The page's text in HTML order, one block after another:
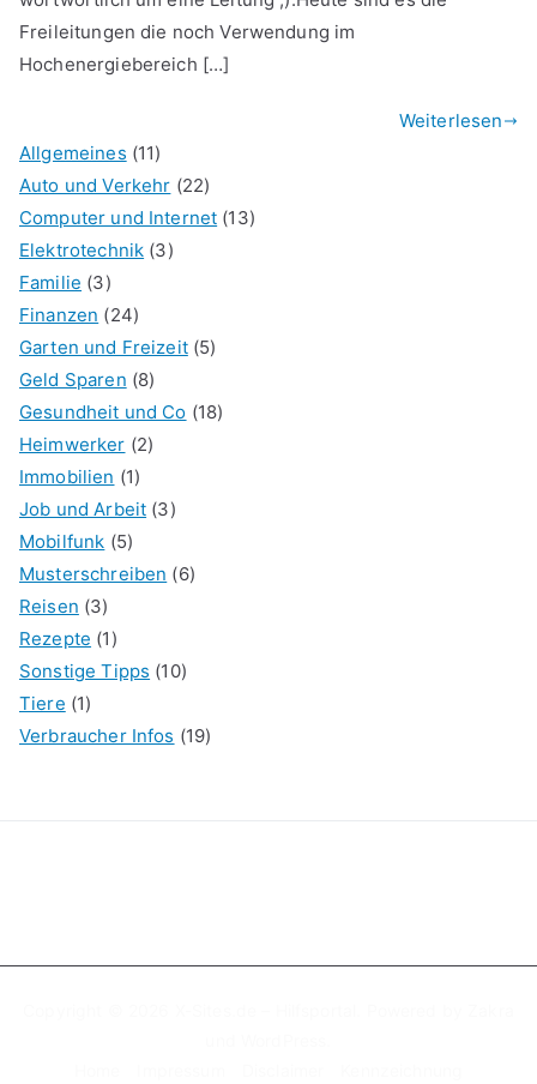
Freileitungen die noch Verwendung im
Hochenergiebereich […]
Weiterlesen
Allgemeines (11)
Auto und Verkehr (22)
Computer und Internet (13)
Elektrotechnik (3)
Familie (3)
Finanzen (24)
Garten und Freizeit(5)
Geld Sparen (8)
Gesundheit und Co (18)
Heimwerker (2)
Immobilien (1)
Job und Arbeit (3)
Mobilfunk (5)
Musterschreiben (6)
Reisen (3)
Rezepte (1)
Sonstige Tipps (10)
Tiere (1)
Verbraucher Infos (19)